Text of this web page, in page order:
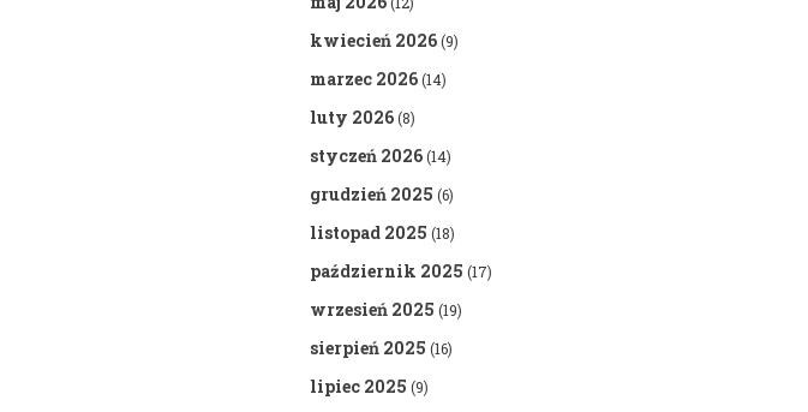
kwiecień 2026(9)
marzec 2026(14)
luty 2026(8)
styczeń 2026(14)
grudzień 2025 (6)
listopad 2025 (18)
październik 2025 (17)
wrzesień 2025 (19)
sierpień 2025 (16)
lipiec 2025 (9)